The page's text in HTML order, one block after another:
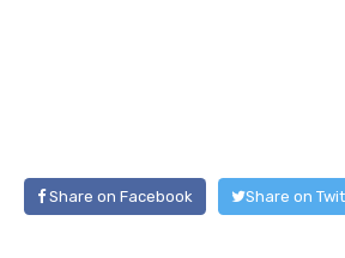
Share on Facebook Share on